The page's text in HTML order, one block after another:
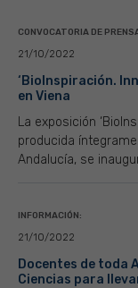
CONVOCATORIA DE
21/10/2022
‘BioInspiración.
en Viena
La exposición
producida
Andalucía, se
INFORMACIÓN:
21/10/2022
Docentes de toda
Ciencias para